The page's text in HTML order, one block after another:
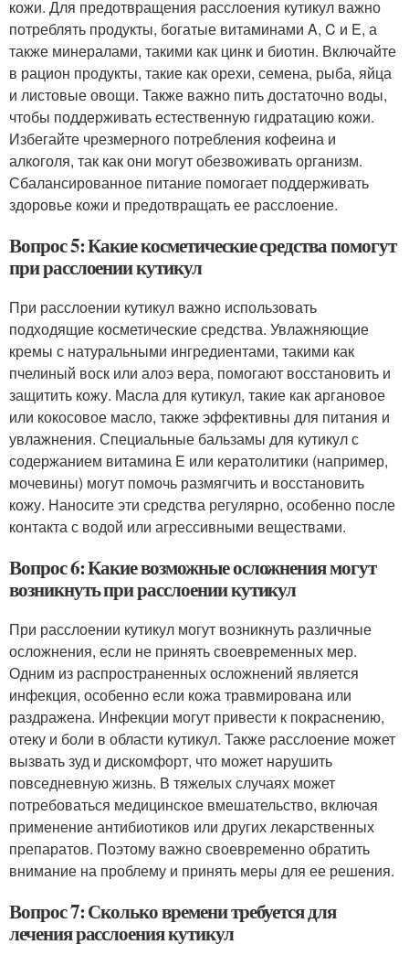
кожи. Для предотвращения расслоения кутикул важно
потреблять продукты, богатые витаминами A, C и E, а
также минералами, такими как цинк и биотин. Включайте
в рацион продукты, такие как орехи, семена, рыба, яйца
и листовые овощи. Также важно пить достаточно воды,
чтобы поддерживать естественную гидратацию кожи.
Избегайте чрезмерного потребления кофеина и
алкоголя, так как они могут обезвоживать организм.
Сбалансированное питание помогает поддерживать
здоровье кожи и предотвращать ее расслоение.
Вопрос 5: Какие косметические средства помогут
при расслоении кутикул
При расслоении кутикул важно использовать
подходящие косметические средства. Увлажняющие
кремы с натуральными ингредиентами, такими как
пчелиный воск или алоэ вера, помогают восстановить и
защитить кожу. Масла для кутикул, такие как аргановое
или кокосовое масло, также эффективны для питания и
увлажнения. Специальные бальзамы для кутикул с
содержанием витамина E или кератолитики (например,
мочевины) могут помочь размягчить и восстановить
кожу. Наносите эти средства регулярно, особенно после
контакта с водой или агрессивными веществами.
Вопрос 6: Какие возможные осложнения могут
возникнуть при расслоении кутикул
При расслоении кутикул могут возникнуть различные
осложнения, если не принять своевременных мер.
Одним из распространенных осложнений является
инфекция, особенно если кожа травмирована или
раздражена. Инфекции могут привести к покраснению,
отеку и боли в области кутикул. Также расслоение может
вызвать зуд и дискомфорт, что может нарушить
повседневную жизнь. В тяжелых случаях может
потребоваться медицинское вмешательство, включая
применение антибиотиков или других лекарственных
препаратов. Поэтому важно своевременно обратить
внимание на проблему и принять меры для ее решения.
Вопрос 7: Сколько времени требуется для
лечения расслоения кутикул